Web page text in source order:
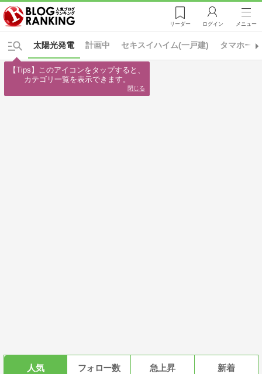
リーダー ログイン メニュー
計画中 セキスイハイム(一戸建) タマホー
太陽光発電
人気 フォロー数 急上昇 新着
【Tips】このアイコンをタップすると、
カテゴリ一覧を表示できます。
閉じる